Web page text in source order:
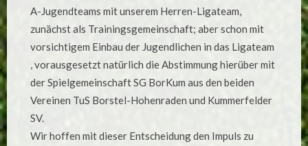
A-Jugendteams mit unserem Herren-Ligateam,
zunächst als Trainingsgemeinschaft; aber schon mit
vorsichtigem Einbau der Jugendlichen in das Ligateam
, vorausgesetzt natürlich die Abstimmung hierüber mit
der Spielgemeinschaft SG BorKum aus den beiden
Vereinen TuS Borstel-Hohenraden und Kummerfelder
SV.
Wir hoffen mit dieser Entscheidung den Impuls zu